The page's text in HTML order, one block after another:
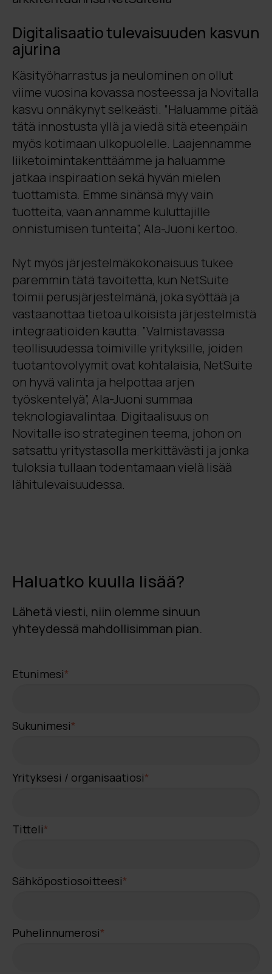
Digitalisaatio tulevaisuuden kasvun
ajurina
Käsityöharrastus ja neulominen on ollut
viime vuosina kovassa nosteessa ja Novitalla
kasvu onnäkynyt selkeästi. ”Haluamme pitää
tätä innostusta yllä ja viedä sitä eteenpäin
myös kotimaan ulkopuolelle. Laajennamme
liiketoimintakenttäämme ja haluamme
jatkaa inspiraation sekä hyvän mielen
tuottamista. Emme sinänsä myy vain
tuotteita, vaan annamme kuluttajille
onnistumisen tunteita”, Ala-Juoni kertoo.
Nyt myös järjestelmäkokonaisuus tukee
paremmin tätä tavoitetta, kun NetSuite
toimii perusjärjestelmänä, joka syöttää ja
vastaanottaa tietoa ulkoisista järjestelmistä
integraatioiden kautta. ”Valmistavassa
teollisuudessa toimiville yrityksille, joiden
tuotantovolyymit ovat kohtalaisia, NetSuite
on hyvä valinta ja helpottaa arjen
työskentelyä”, Ala-Juoni summaa
teknologiavalintaa. Digitaalisuus on
Novitalle iso strateginen teema, johon on
satsattu yritystasolla merkittävästi ja jonka
tuloksia tullaan todentamaan vielä lisää
lähitulevaisuudessa.
Haluatko kuulla lisää?
Lähetä viesti, niin olemme sinuun
yhteydessä mahdollisimman pian.
Etunimesi*
Sukunimesi*
Yrityksesi / organisaatiosi*
Titteli*
Sähköpostiosoitteesi*
Puhelinnumerosi*